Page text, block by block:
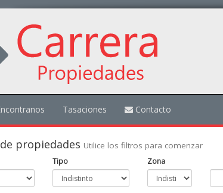
Tasaciones Contacto
propiedades Utilice los filtros para comenzar
Tipo Zona